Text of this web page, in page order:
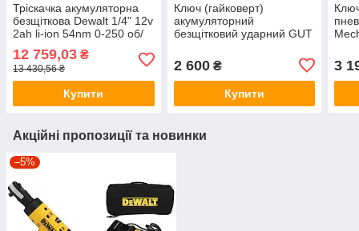
Тріскачка акумуляторна
безщіткова Dewalt 1/4" 12v
2ah li-ion 54nm 0-250 об/
12 759,03 ₴
13 430,56 ₴
Купити
Ключ (гайковерт)
акумуляторний
безщітковий ударний GUT
400NM 2200 ОБ/ХВ 3300
УД/ХВ
2 600₴
Купити
3
Акційні пропозиції та новинки
–5%